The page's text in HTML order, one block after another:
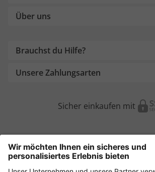
Über uns
Brauchst du Hilfe?
Unsere Zahlungsarten
Sicher einkaufen mit
Weitere Onlineshops